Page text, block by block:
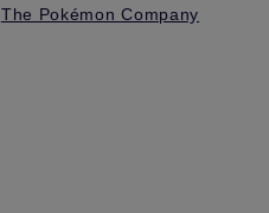
The Pokémon Company